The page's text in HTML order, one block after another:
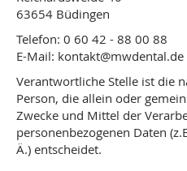
63654 Büdingen
Telefon: 0 60 42 - 88 00 88
E-Mail: kontakt@mwdental.de
Verantwortliche Stelle ist die
Person, die allein oder
Zwecke und Mittel der
personenbezogenen Daten
Ä.) entscheidet.